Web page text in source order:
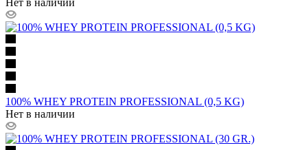
Нет в наличии
100% WHEY PROTEIN PROFESSIONAL (0,5 KG)
Нет в наличии